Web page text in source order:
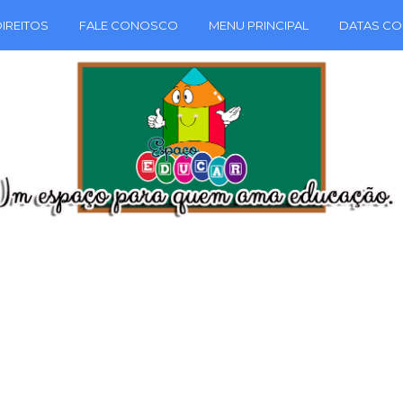
FALE CONOSCO MENU PRINCIPAL DATAS